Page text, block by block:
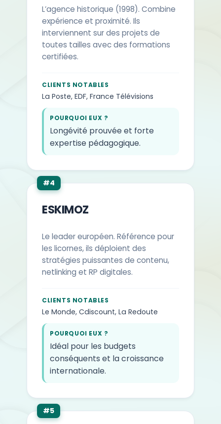
L’agence historique (1998). Combine
expérience et proximité. Ils
interviennent sur des projets de
toutes tailles avec des formations
certifiées.
CLIENTS NOTABLES
La Poste, EDF, France Télévisions
POURQUOI EUX ?
Longévité prouvée et forte
expertise pédagogique.
#4
ESKIMOZ
Le leader européen. Référence pour
les licornes, ils déploient des
stratégies puissantes de contenu,
netlinking et RP digitales.
CLIENTS NOTABLES
Le Monde, Cdiscount, La Redoute
POURQUOI EUX ?
Idéal pour les budgets
conséquents et la croissance
internationale.
#5